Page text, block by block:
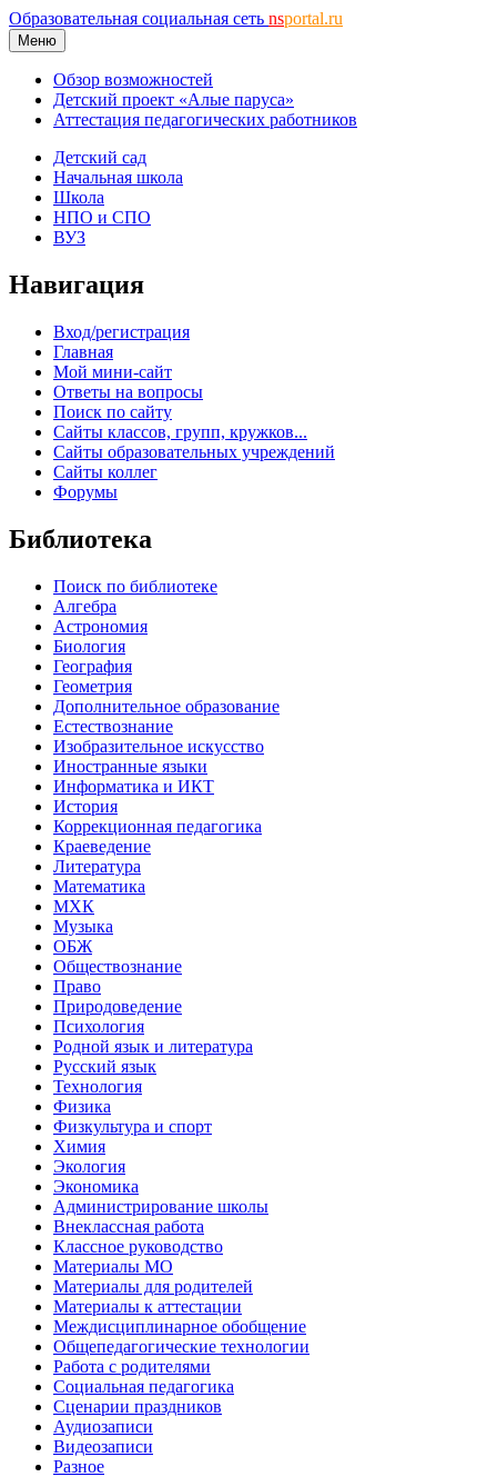
Образовательная социальная сеть nsportal.ru
Меню
Обзор возможностей
Детский проект «Алые паруса»
Аттестация педагогических работников
Детский сад
Начальная школа
Школа
НПО и СПО
ВУЗ
Навигация
Вход/регистрация
Главная
Мой мини-сайт
Ответы на вопросы
Поиск по сайту
Сайты классов, групп, кружков...
Сайты образовательных учреждений
Сайты коллег
Форумы
Библиотека
Поиск по библиотеке
Алгебра
Астрономия
Биология
География
Геометрия
Дополнительное образование
Естествознание
Изобразительное искусство
Иностранные языки
Информатика и ИКТ
История
Коррекционная педагогика
Краеведение
Литература
Математика
МХК
Музыка
ОБЖ
Обществознание
Право
Природоведение
Психология
Родной язык и литература
Русский язык
Технология
Физика
Физкультура и спорт
Химия
Экология
Экономика
Администрирование школы
Внеклассная работа
Классное руководство
Материалы МО
Материалы для родителей
Материалы к аттестации
Междисциплинарное обобщение
Общепедагогические технологии
Работа с родителями
Социальная педагогика
Сценарии праздников
Аудиозаписи
Видеозаписи
Разное